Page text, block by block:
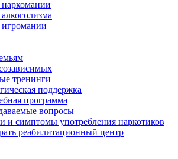
тренинги
поддержка
программа
вопросы
и симптомы употребления наркотиков
реабилитационный центр